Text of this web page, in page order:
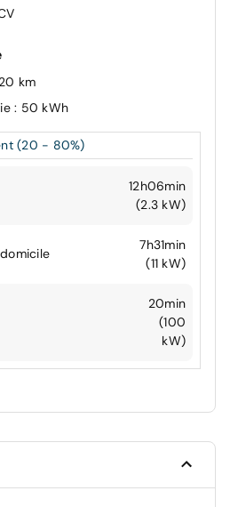
km
: 50 kWh
(20 - 80%)
12h06min
(2.3 kW)
7h31min
(11 kW)
20min
(100
kW)